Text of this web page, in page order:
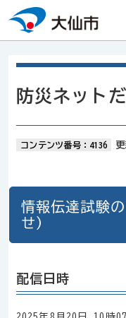
本文へスキップ
防災ネット
コンテンツ番号：4136
情報伝達試験
せ）
配信日時